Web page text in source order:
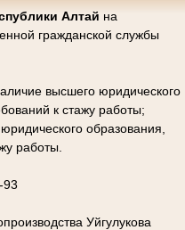
Алтай на
гражданской службы
высшего юридического
к стажу работы;
образования,
работы.
2-93
Уйгулукова